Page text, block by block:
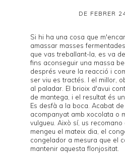
DE FEBRER
Si hi ha una cosa que
amassar masses
que vas treballant-la, es va
fins aconseguir una massa
després veure la reacció i
ser viu es tractés. I el millor,
al paladar. El brioix d'avui
de mantega, i el resultat és
Es desfà a la boca. Acabat
acompanyat amb xocolata o
vulgueu. Això sí, us
mengeu el mateix dia, el
congelador a mesura que el
mantenir aquesta flonjositat.